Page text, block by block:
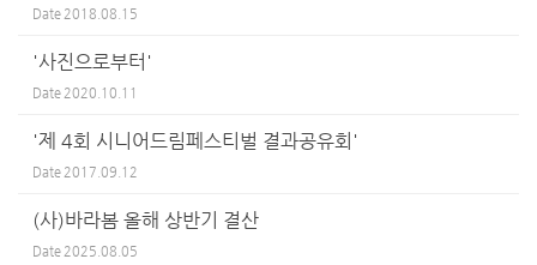
Date 2018.08.15
'사진으로부터'
Date 2020.10.11
'제 4회 시니어드림페스티벌 결과공유회'
Date 2017.09.12
(사)바라봄 올해 상반기 결산
Date 2025.08.05